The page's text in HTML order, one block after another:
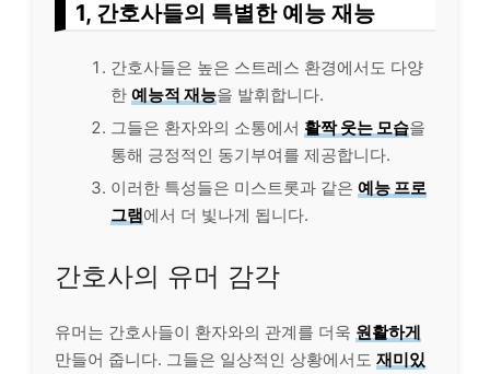
1, 간호사들의 특별한 예능 재능
간호사들은 높은 스트레스 환경에서도 다양
한 예능적 재능을 발휘합니다.
그들은 환자와의 소통에서 활짝 웃는 모습을
통해 긍정적인 동기부여를 제공합니다.
이러한 특성들은 미스트롯과 같은 예능 프로
그램에서 더 빛나게 됩니다.
간호사의 유머 감각
유머는 간호사들이 환자와의 관계를 더욱 원활하게
만들어 줍니다. 그들은 일상적인 상황에서도 재미있